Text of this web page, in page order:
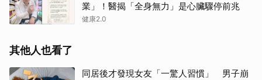
業」！醫揭「全身無力」是心臟驟停前兆
健康2.0
其他人也看了
同居後才發現女友「一驚人習慣」 男子崩